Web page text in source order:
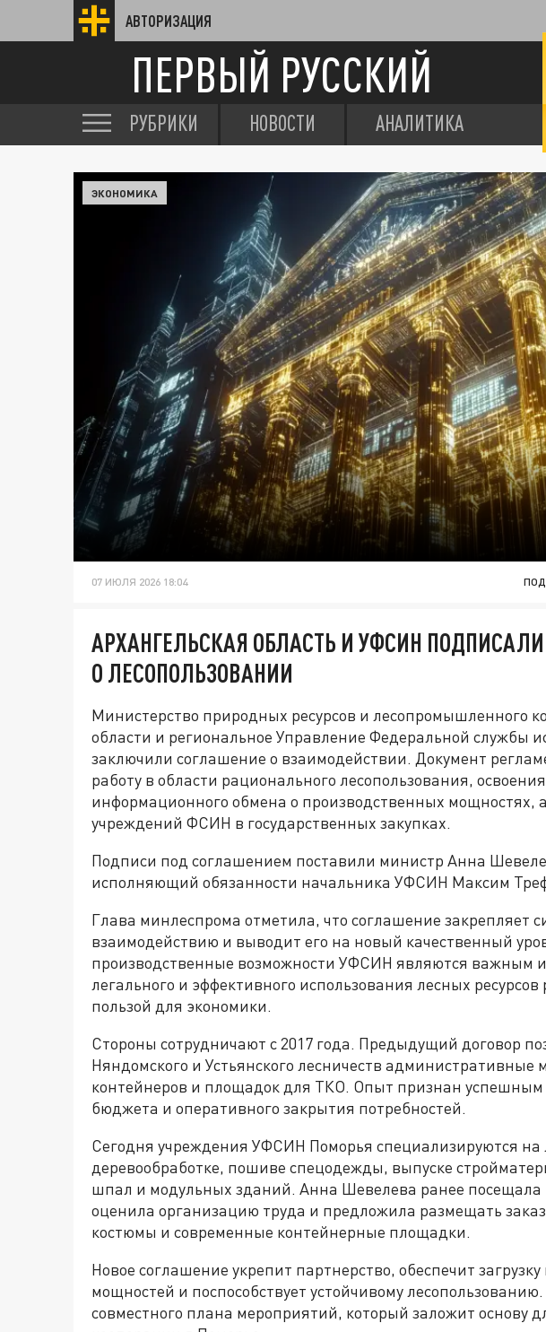
АВТОРИЗАЦИЯ
ПЕРВЫЙ РУССКИЙ
РУБРИКИ НОВОСТИ АНАЛИТИКА
ЭКОНОМИКА
07 ИЮЛЯ 2026 18:04
АРХАНГЕЛЬСКАЯ ОБЛАСТЬ И УФСИН
О ЛЕСОПОЛЬЗОВАНИИ
Министерство природных ресурсов и лесопромышленного
области и региональное Управление Федеральной службы
заключили соглашение о взаимодействии. Документ
работу в области рационального лесопользования,
информационного обмена о производственных мощностях,
учреждений ФСИН в государственных закупках.
Подписи под соглашением поставили министр Анна
исполняющий обязанности начальника УФСИН Максим
Глава минлеспрома отметила, что соглашение закрепляет
взаимодействию и выводит его на новый качественный
производственные возможности УФСИН являются важным
легального и эффективного использования лесных
пользой для экономики.
Стороны сотрудничают с 2017 года. Предыдущий договор
Няндомского и Устьянского лесничеств административные
контейнеров и площадок для ТКО. Опыт признан успешным
бюджета и оперативного закрытия потребностей.
Сегодня учреждения УФСИН Поморья специализируются на
деревообработке, пошиве спецодежды, выпуске
шпал и модульных зданий. Анна Шевелева ранее посещала
оценила организацию труда и предложила размещать
костюмы и современные контейнерные площадки.
Новое соглашение укрепит партнерство, обеспечит
мощностей и поспособствует устойчивому
совместного плана мероприятий, который заложит основу